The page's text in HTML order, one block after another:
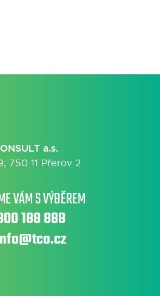
a.s.
750 11 Přerov 2
VÁM S VÝBĚREM
188 888